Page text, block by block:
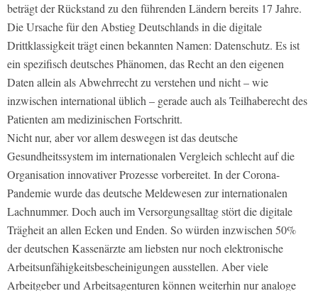
beträgt der Rückstand zu den führenden Ländern bereits 17 Jahre.
Die Ursache für den Abstieg Deutschlands in die digitale
Drittklassigkeit trägt einen bekannten Namen: Datenschutz. Es ist
ein spezifisch deutsches Phänomen, das Recht an den eigenen
Daten allein als Abwehrrecht zu verstehen und nicht – wie
inzwischen international üblich – gerade auch als Teilhaberecht des
Patienten am medizinischen Fortschritt.
Nicht nur, aber vor allem deswegen ist das deutsche
Gesundheitssystem im internationalen Vergleich schlecht auf die
Organisation innovativer Prozesse vorbereitet. In der Corona-
Pandemie wurde das deutsche Meldewesen zur internationalen
Lachnummer. Doch auch im Versorgungsalltag stört die digitale
Trägheit an allen Ecken und Enden. So würden inzwischen 50%
der deutschen Kassenärzte am liebsten nur noch elektronische
Arbeitsunfähigkeitsbescheinigungen ausstellen. Aber viele
Arbeitgeber und Arbeitsagenturen können weiterhin nur analoge